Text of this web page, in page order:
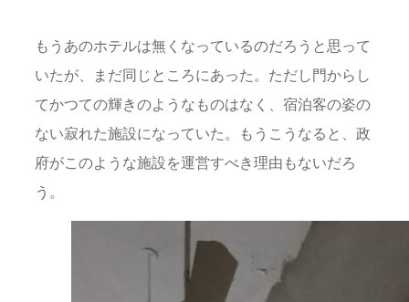
もうあのホテルは無くなっているのだろうと思って
いたが、まだ同じところにあった。ただし門からし
てかつての輝きのようなものはなく、宿泊客の姿の
ない寂れた施設になっていた。もうこうなると、政
府がこのような施設を運営すべき理由もないだろ
う。